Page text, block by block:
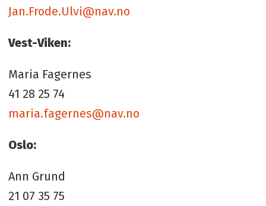
Jan.Frode.Ulvi@nav.no
Vest-Viken:
Maria Fagernes
41 28 25 74
maria.fagernes@nav.no
Oslo:
Ann Grund
21 07 35 75